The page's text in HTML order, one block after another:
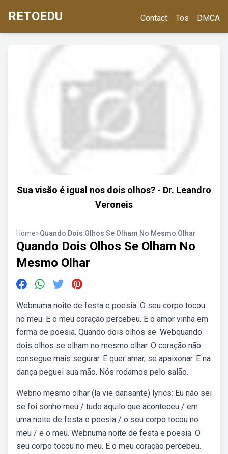
RETOEDU Contact Tos DMCA
Sua visão é igual nos dois olhos? - Dr. Leandro
Veroneis
Home>Quando Dois Olhos Se Olham No Mesmo Olhar
Quando Dois Olhos Se Olham No
Mesmo Olhar
Webnuma noite de festa e poesia. O seu corpo tocou
no meu. E o meu coração percebeu. E o amor vinha em
forma de poesia. Quando dois olhos se. Webquando
dois olhos se olham no mesmo olhar. O coração não
consegue mais segurar. E quer amar, se apaixonar. E na
dança peguei sua mão. Nós rodamos pelo salão.
Webno mesmo olhar (la vie dansante) lyrics: Eu não sei
se foi sonho meu / tudo aquilo que aconteceu / em
uma noite de festa e poesia / o seu corpo tocou no
meu / e o meu. Webnuma noite de festa e poesia. O
seu corpo tocou no meu. E o meu coração percebeu.